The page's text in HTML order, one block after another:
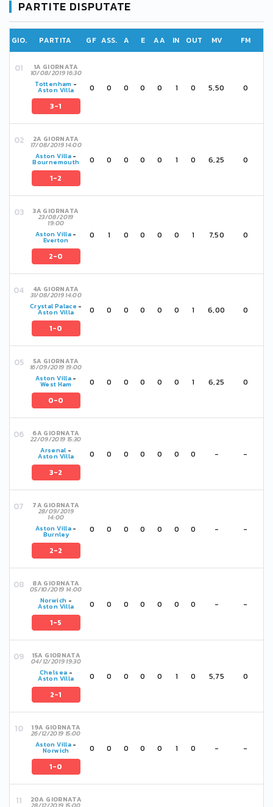
PARTITE DISPUTATE
GIO. PARTITA GF ASS. A E AA IN OUT MV FM
1A GIORNATA
10/08/2019 16:30
Tottenham -
Aston Villa
3-1
0 0 0 0 0 1 0 5,50 0
2A GIORNATA
17/08/2019 14:00
Aston Villa-
Bournemouth
1-2
0 0 0 0 0 1 0 6,25 0
3A GIORNATA
23/08/2019
19:00
Aston Villa-
Everton
2-0
0 1 0 0 0 0 1 7,50 0
4A GIORNATA
31/08/2019 14:00
Crystal Palace -
Aston Villa
1-0
0 0 0 0 0 0 1 6,00 0
5A GIORNATA
16/09/2019 19:00
Aston Villa-
West Ham
0-0
0 0 0 0 0 0 1 6,25 0
6A GIORNATA
22/09/2019 15:30
Arsenal -
Aston Villa
3-2
0 0 0 0 0 0 0 - -
7A GIORNATA
28/09/2019
14:00
Aston Villa-
Burnley
2-2
0 0 0 0 0 0 0 - -
8A GIORNATA
05/10/2019 14:00
Norwich -
Aston Villa
1-5
0 0 0 0 0 0 0 - -
15A GIORNATA
04/12/2019 19:30
Chelsea -
Aston Villa
2-1
0 0 0 0 0 1 0 5,75 0
19A GIORNATA
26/12/2019 15:00
Aston Villa-
Norwich
1-0
0 0 0 0 0 1 0 - -
20A GIORNATA